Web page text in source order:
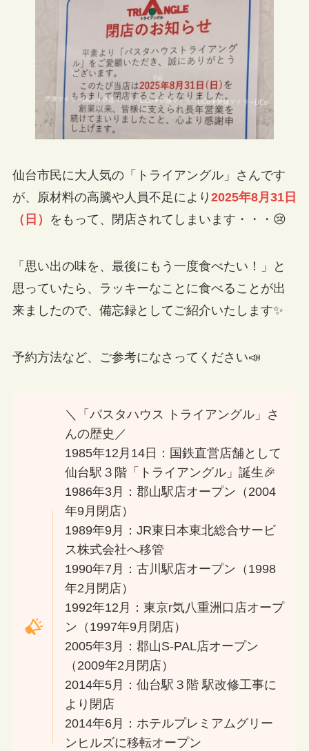
仙台市民に大人気の「トライアングル」さんです
が、原材料の高騰や人員不足により 2025年8月31日
（日）
をもって、閉店されてしまいます・・・😢
「思い出の味を、最後にもう一度食べたい！」と
思っていたら、ラッキーなことに食べることが出
来ましたので、備忘録としてご紹介いたします✨
予約方法など、ご参考になさってください📣
＼「パスタハウス トライアングル」さ
んの歴史／
1985年12月14日：国鉄直営店舗として
仙台駅３階「トライアングル」誕生🎉
1986年3月：郡山駅店オープン（2004
年9月閉店）
1989年9月：JR東日本東北総合サービ
ス株式会社へ移管
1990年7月：古川駅店オープン（1998
年2月閉店）
1992年12月：東京r気八重洲口店オープ
ン（1997年9月閉店）
2005年3月：郡山S-PAL店オープン
（2009年2月閉店）
2014年5月：仙台駅３階 駅改修工事に
より閉店
2014年6月：ホテルプレミアムグリー
ンヒルズに移転オープン